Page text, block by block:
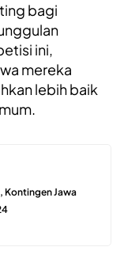
bagi
ini,
mereka
lebih baik
Kontingen Jawa